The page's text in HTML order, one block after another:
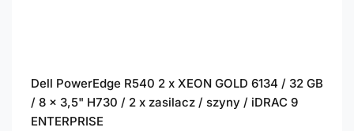
Dell PowerEdge R540 2 x XEON GOLD 6134 / 32 GB
/ 8 x 3,5" H730 / 2 x zasilacz / szyny / iDRAC 9
ENTERPRISE